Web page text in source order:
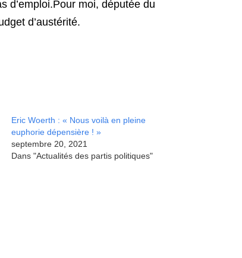
d’emploi.Pour moi, députée du
d’austérité.
Eric Woerth : « Nous voilà en pleine
euphorie dépensière ! »
septembre 20, 2021
Dans "Actualités des partis politiques"